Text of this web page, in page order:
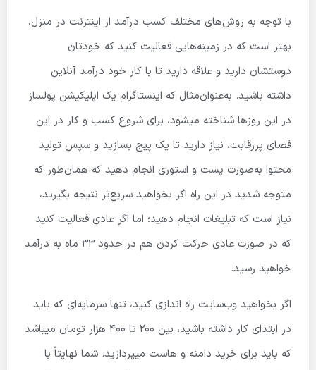
با توجه به روش‌های مختلف کسب درآمد از اینترنت در منزل،
بهتر است که در زمینه‌هایی فعالیت کنید که خودتان
دوستشان دارید و علاقه دارید تا با کار خود درآمد آنلاین
داشته باشید. به‌عنوان‌مثال که اینستاگرام یک اپلیکیشن پولساز
در این روزها شناخته میشود، برای شروع کسب و کار در این
فضای پررقابت، نیاز دارید تا یک پیج بسازید و سپس تولید
محتوا به‌صورت پست و استوری انجام دهید که همان‌طور که
متوجه شدید در این راه اگر بخواهید سریع‌تر نتیجه بگیرید،
نیاز است که تبلیغات انجام دهید؛ اما اگر عادی فعالیت کنید
که در صورت عادی حرکت کردن هم در حدود 33 ماه به درآمد
خواهید رسید.
اگر بخواهید وب‌سایت راه اندازی کنید، تنها سرمایه‌ای که باید
در ابتدای کار داشته باشید، بین ۲۰۰ تا ۴۰۰ هزار تومان میباشد
که باید برای خرید دامنه و هاست می­پردازید. شما نهایتاً با